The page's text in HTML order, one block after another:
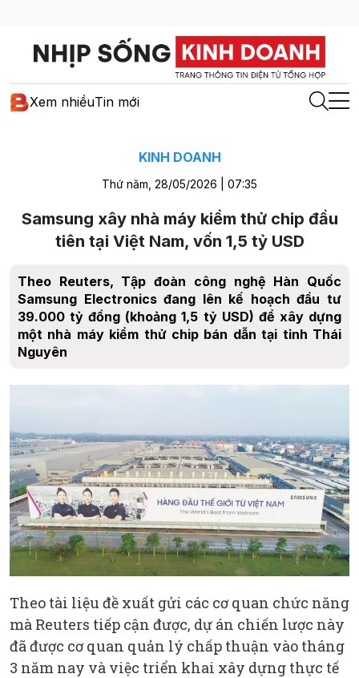
Xem nhiềuTin mới
KINH DOANH
Thứ năm, 28/05/2026 | 07:35
Samsung xây nhà máy kiểm thử chip đầu
tiên tại Việt Nam, vốn 1,5 tỷ USD
Theo Reuters, Tập đoàn công nghệ Hàn Quốc
Samsung Electronics đang lên kế hoạch đầu tư
39.000 tỷ đồng (khoảng 1,5 tỷ USD) để xây dựng
một nhà máy kiểm thử chip bán dẫn tại tỉnh Thái
Nguyên
Theo tài liệu đề xuất gửi các cơ quan chức năng
mà Reuters tiếp cận được, dự án chiến lược này
đã được cơ quan quản lý chấp thuận vào tháng
3 năm nay và việc triển khai xây dựng thực tế